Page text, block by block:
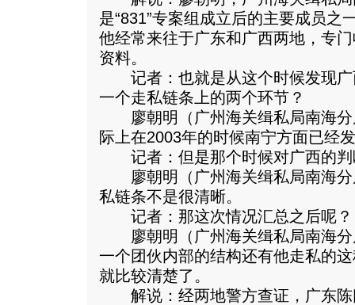
是“831”专案组成立后的主要成员之
他经常来往于广东和广西两地，专
资料。
记者：也就是从这个时候发现广
一个走私链条上的两个环节？
廖朝明（广州海关缉私局南海分
际上在2003年的时候南宁方面已经
记者：但是那个时候对广西的判
廖朝明（广州海关缉私局南海分
私链条不是很清晰。
记者：那这次情况汇总之后呢？
廖朝明（广州海关缉私局南海分
一个团伙内部的结构还有他走私的
就比较清楚了。
解说：经两地警方查证，广东陈